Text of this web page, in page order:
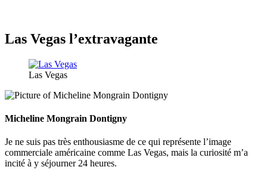
Las Vegas l’extravagante
Las Vegas
Micheline Mongrain Dontigny
Je ne suis pas très enthousiasme de ce qui représente l’image
commerciale américaine comme Las Vegas, mais la curiosité m’a
incité à y séjourner 24 heures.